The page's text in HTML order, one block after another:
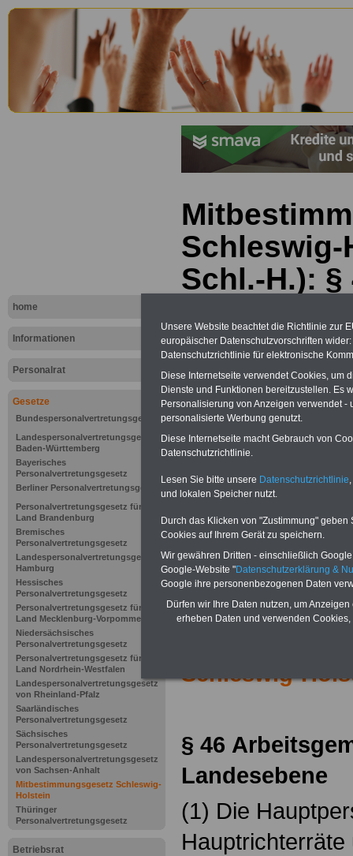
home
Informationen
Personalrat
Gesetze
Bundespersonalvertretungsgesetz
Landespersonalvertretungsgesetz
Baden-Württemberg
Bayerisches
Personalvertretungsgesetz
Berliner Personalvertretungsgesetz
Personalvertretungsgesetz für das
Land Brandenburg
Bremisches
Personalvertretungsgesetz
Landespersonalvertretungsgesetz
Hamburg
Hessisches
Personalvertretungsgesetz
Personalvertretungsgesetz für das
Land Mecklenburg-Vorpommern
Niedersächsisches
Personalvertretungsgesetz
Personalvertretungsgesetz für das
Land Nordrhein-Westfalen
Landespersonalvertretungsgesetz
von Rheinland-Pfalz
Saarländisches
Personalvertretungsgesetz
Sächsisches
Personalvertretungsgesetz
Landespersonalvertretungsgesetz
von Sachsen-Anhalt
Mitbestimmungsgesetz Schleswig-
Holstein
Thüringer
Personalvertretungsgesetz
Betriebsrat
Schleswig-
Schl.-H.): §
auf
Zur Übersicht
Schleswig-
§ 46
Landesebene
(1) Die
Hauptrichterräte
Unsere Website beachtet die Richtlinie zur
europäischer Datenschutzvorschriften
Datenschutzrichtlinie für elektronische
Diese Internetseite verwendet Cookies, um
Dienste und Funktionen bereitzustellen. Es
Personalisierung von Anzeigen verwendet
personalisierte Werbung genutzt.
Diese Internetseite macht Gebrauch von
Datenschutzrichtlinie.
Lesen Sie bitte unsere Datenschutzrichtlinie
und lokalen Speicher nutzt.
Durch das Klicken von "Zustimmung"
Cookies auf Ihrem Gerät zu speichern.
Wir gewähren Dritten - einschließlich
Google-Website "Datenschutzerklärung &
Google ihre personenbezogenen Daten
Dürfen wir Ihre Daten nutzen, um
erheben Daten und verwenden